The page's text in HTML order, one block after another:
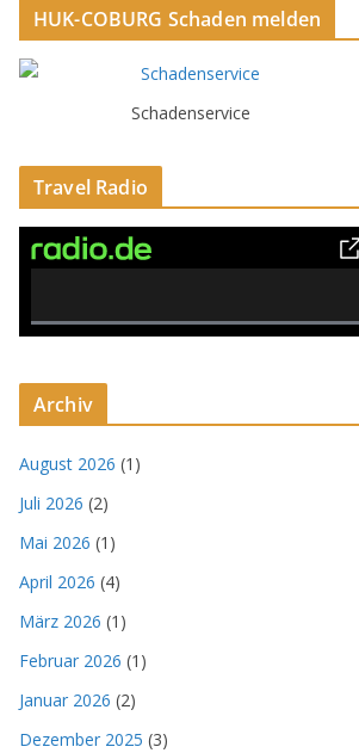
HUK-COBURG Schaden melden
Schadenservice
Travel Radio
0% Complete
Archiv
August 2026 (1)
Juli 2026 (2)
Mai 2026 (1)
April 2026 (4)
März 2026 (1)
Februar 2026 (1)
Januar 2026 (2)
Dezember 2025 (3)